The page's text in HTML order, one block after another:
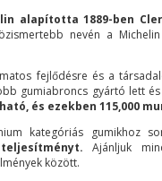
alapította 1889-ben
nevén a
fejlődésre és a
gumiabroncs gyártó lett
és ezekben 115,000
kategóriás gumikhoz
Ajánljuk
között.